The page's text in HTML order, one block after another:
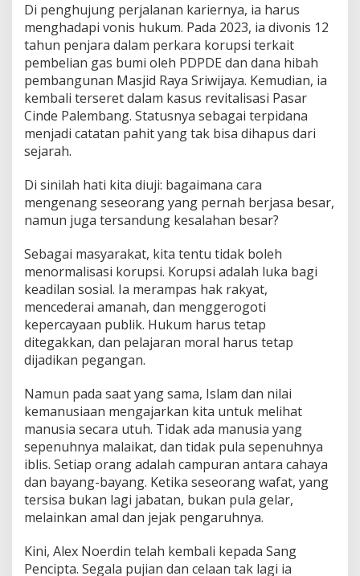
a
l
a
h
a
n
Di penghujung perjalanan kariernya, ia harus
menghadapi vonis hukum. Pada 2023, ia divonis 12
tahun penjara dalam perkara korupsi terkait
pembelian gas bumi oleh PDPDE dan dana hibah
pembangunan Masjid Raya Sriwijaya. Kemudian, ia
kembali terseret dalam kasus revitalisasi Pasar
Cinde Palembang. Statusnya sebagai terpidana
menjadi catatan pahit yang tak bisa dihapus dari
sejarah.
Di sinilah hati kita diuji: bagaimana cara
mengenang seseorang yang pernah berjasa besar,
namun juga tersandung kesalahan besar?
Sebagai masyarakat, kita tentu tidak boleh
menormalisasi korupsi. Korupsi adalah luka bagi
keadilan sosial. Ia merampas hak rakyat,
mencederai amanah, dan menggerogoti
kepercayaan publik. Hukum harus tetap
ditegakkan, dan pelajaran moral harus tetap
dijadikan pegangan.
Namun pada saat yang sama, Islam dan nilai
kemanusiaan mengajarkan kita untuk melihat
manusia secara utuh. Tidak ada manusia yang
sepenuhnya malaikat, dan tidak pula sepenuhnya
iblis. Setiap orang adalah campuran antara cahaya
dan bayang-bayang. Ketika seseorang wafat, yang
tersisa bukan lagi jabatan, bukan pula gelar,
melainkan amal dan jejak pengaruhnya.
Kini, Alex Noerdin telah kembali kepada Sang
Pencipta. Segala pujian dan celaan tak lagi ia